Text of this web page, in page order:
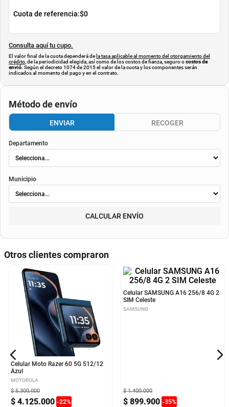
Cuota de referencia:$0
Consulta aquí tu cupo.
El valor final de la cuota dependerá de la tasa aplicable al momento del otorgamiento del
crédito , de la periodicidad elegida, así como de los costos de fianza, seguro ocostos de
envió. Según el decreto 1074 de 2015 el valor de la cuota y los componentes serán
indicados al momento del pago y en el contrato.
Método de envío
ENVIAR RECOGER
Departamento
Municipio
CALCULAR ENVÍO
Otros clientes compraron
Celular Moto Razer 60 5G 512/12
Azul
MOTOROLA
$ 4.125.000 -22%
$ 5.300.000
$ 899.900 -35%
$ 1.400.000